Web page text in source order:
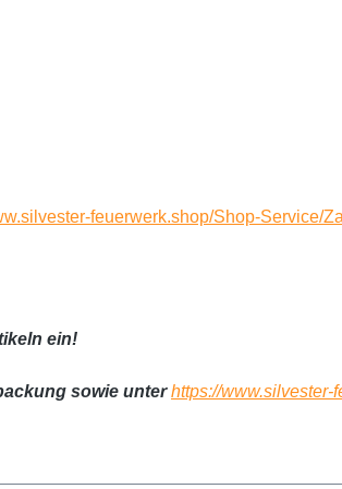
feuerwerk.shop/Shop-Service/
ein!
sowie unterhttps://www.silvester-